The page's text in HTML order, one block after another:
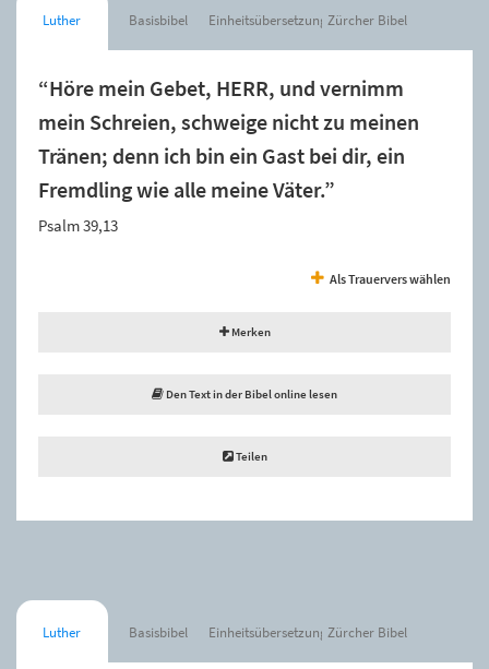
Luther Basisbibel Einheitsübersetzung Zürcher Bibel
“Höre mein Gebet, HERR, und vernimm
mein Schreien, schweige nicht zu meinen
Tränen; denn ich bin ein Gast bei dir, ein
Fremdling wie alle meine Väter.”
Psalm 39,13
Als Trauervers wählen
Merken
Den Text in der Bibel online lesen
Teilen
Luther Basisbibel Einheitsübersetzung Zürcher Bibel